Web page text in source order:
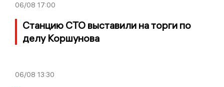
06/08 17:00
Станцию СТО выставили на торги по
делу Коршунова
06/08 13:30